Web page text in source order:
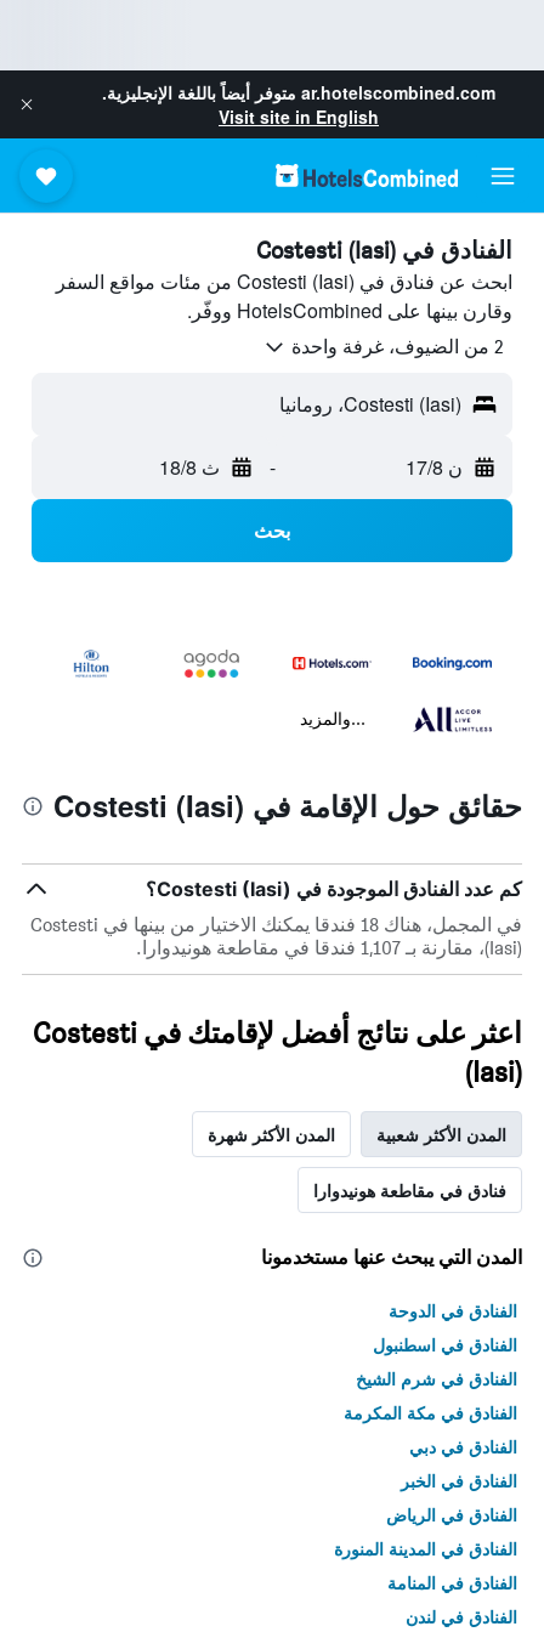
ar.hotelscombined.com متوفر أيضاً باللغة الإنجليزية.
Visit site in English
الفنادق في Costesti (Iasi)
ابحث عن فنادق في Costesti (Iasi) من مئات مواقع السفر
وقارن بينها على HotelsCombined ووفّر.
2 من الضيوف، غرفة واحدة
Costesti (Iasi)، رومانيا
ن 17/8 - ث 18/8
بحث
...والمزيد
حقائق حول الإقامة في Costesti (Iasi)
كم عدد الفنادق الموجودة في Costesti (Iasi)؟
في المجمل، هناك 18 فندقا يمكنك الاختيار من بينها في Costesti
(Iasi)، مقارنة بـ 1,107 فندقا في مقاطعة هونيدوارا.
اعثر على نتائج أفضل لإقامتك في Costesti
(Iasi)
المدن الأكثر شعبية المدن الأكثر شهرة
فنادق في مقاطعة هونيدوارا
المدن التي يبحث عنها مستخدمونا
الفنادق في الدوحة
الفنادق في اسطنبول
الفنادق في شرم الشيخ
الفنادق في مكة المكرمة
الفنادق في دبي
الفنادق في الخبر
الفنادق في الرياض
الفنادق في المدينة المنورة
الفنادق في المنامة
الفنادق في لندن